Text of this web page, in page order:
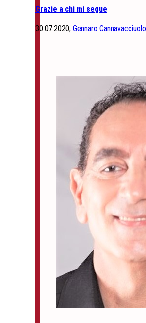
Grazie a chi mi segue
30.07.2020, Gennaro Cannavacciuolo